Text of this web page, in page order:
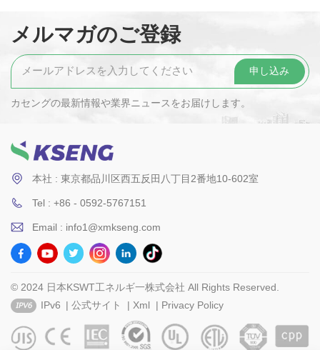
メルマガのご登録
カセングの最新情報や業界ニュースをお届けします。
本社 : 東京都品川区西五反田八丁目2番地10-602室
Tel : +86 - 0592-5767151
Email : info1@xmkseng.com
© 2024 日本KSWT工ネルギ一株式会社 All Rights Reserved.
IPv6 | 公式サイト | Xml | Privacy Policy